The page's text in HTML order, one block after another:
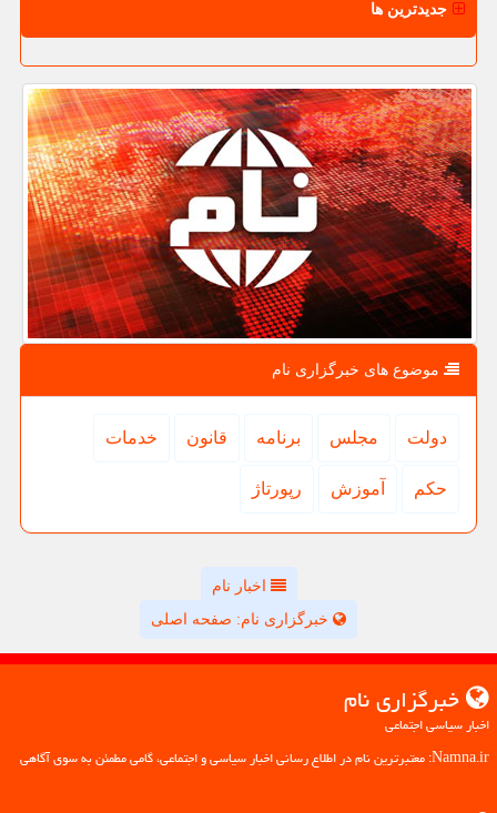
جدیدترین ها
موضوع های خبرگزاری نام
دولت مجلس برنامه قانون خدمات
حكم آموزش رپورتاژ
اخبار نام
خبرگزاری نام: صفحه اصلی
خبرگزاری نام
اخبار سیاسی اجتماعی
Namna.ir: معتبرترین نام در اطلاع رسانی اخبار سیاسی و اجتماعی، گامی مطمئن به سوی آگاهی